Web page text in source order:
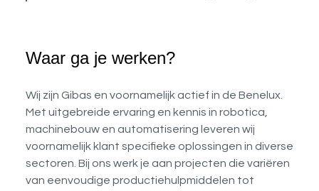
Waar ga je werken?
Wij zijn Gibas en voornamelijk actief in de Benelux.
Met uitgebreide ervaring en kennis in robotica,
machinebouw en automatisering leveren wij
voornamelijk klant specifieke oplossingen in diverse
sectoren. Bij ons werk je aan projecten die variëren
van eenvoudige productiehulpmiddelen tot